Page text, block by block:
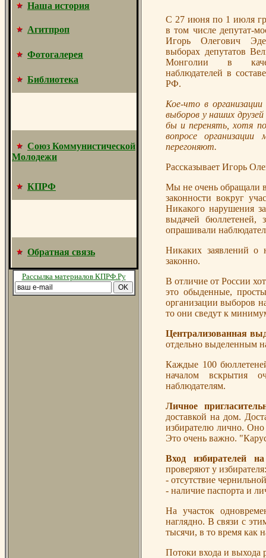
Наша история
Агитпроп
Фотогалерея
Библиотека
Союз Коммунистической
Молодежи
КПРФ
Обратная связь
Рассылка материалов КПРФ.Ру
С 27 июня по 1 июля
в том числе депутат-
Игорь Олегович
выборах депутатов
Монголии в
наблюдателей в
РФ.
Кое-что в организации
выборов у наших
бы и перенять, хотя
вопросе
перегоняют.
Рассказывает Игорь
Мы не очень обращали
законности вокруг
Никакого нарушения
выдачей бюллетеней,
опрашивали
Никаких заявлений о
законно.
В отличие от России
это обыденные,
организации выборов
то они сведут к
Централизованная
отдельно выделенным
Каждые 100
началом вскрытия
наблюдателям.
Личное
доставкой на дом.
избирателю лично. Оно
Это очень важно.
Вход избирателей
проверяют у избирателя:
- отсутствие
- наличие паспорта и
На участок
наглядно. В связи с
тысячи, в то время как
Потоки входа и выхода